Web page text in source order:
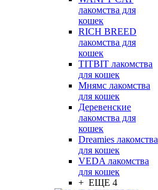
лакомства для
кошек
RICH BREED
лакомства для
кошек
TITBIT лакомства
для кошек
Мнямс лакомства
для кошек
Деревенские
лакомства для
кошек
Dreamies лакомства
для кошек
VEDA лакомства
для кошек
+ ЕЩЕ 4